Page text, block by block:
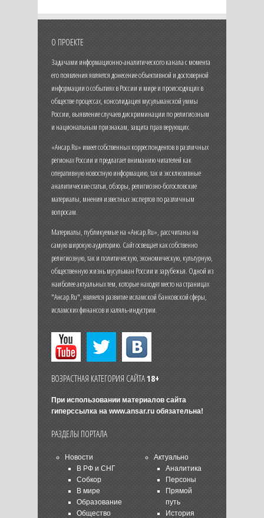
О ПРОЕКТЕ
Задачами информационно-аналитического канала с момента
его появления является донесение объективной и достоверной
информации о событиях в России и мире и происходящих в
обществе процессах, консолидация мусульманской уммы
России, выявление случаев дискриминации по религиозным
и национальным признакам, защита прав верующих.
«Ансар.Ru» имеет собственных корреспондентов в различных
регионах России и предлагает вниманию читателей как
оперативную новостную информацию, так и эксклюзивные
аналитические статьи, обзоры, религиозно-богословские
материалы, мнения известных экспертов по различным
вопросам.
Материалы, публикуемые на «Ансар.Ru», рассчитаны на
самую широкую аудиторию. Сайт освещает как собственно
религиозную, так и политическую, экономическую, культурную,
общественную жизнь мусульман России и зарубежья. Одной из
наиболее актуальных тем, которые находят место на страницах
"Ансар.Ru", является развитие исламской банковской сферы,
исламских финансов и халяль-индустрии.
ВОЗРАСТНАЯ КАТЕГОРИЯ САЙТА18+
При использовании материалов сайта
гиперссылка на www.ansar.ruобязательна!
РАЗДЕЛЫ ПОРТАЛА
Новости
В РФ и СНГ
Собкор
В мире
Образование
Общество
Актуально
Аналитика
Персоны
Прямой
путь
История